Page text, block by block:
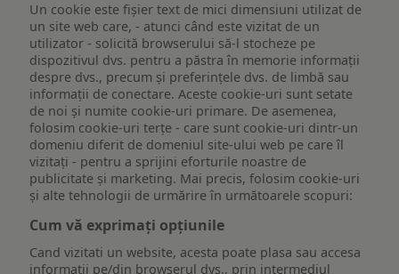
Un cookie este fişier text de mici dimensiuni utilizat de
un site web care, - atunci când este vizitat de un
utilizator - solicită browserului să-l stocheze pe
dispozitivul dvs. pentru a păstra în memorie informații
despre dvs., precum și preferințele dvs. de limbă sau
informații de conectare. Aceste cookie-uri sunt setate
de noi și numite cookie-uri primare. De asemenea,
folosim cookie-uri terțe - care sunt cookie-uri dintr-un
domeniu diferit de domeniul site-ului web pe care îl
vizitați - pentru a sprijini eforturile noastre de
publicitate și marketing. Mai precis, folosim cookie-uri
și alte tehnologii de urmărire în următoarele scopuri:
Cum vă exprimați opțiunile
Cand vizitati un website, acesta poate plasa sau accesa
informatii pe/din browserul dvs., prin intermediul